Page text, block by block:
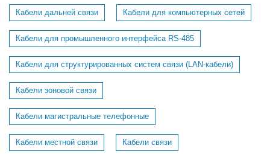
Кабели дальней связи Кабели для компьютерных сетей
Кабели для промышленного интерфейса RS-485
Кабели для структурированных систем связи (LAN-кабели)
Кабели зоновой связи
Кабели магистральные телефонные
Кабели местной связи Кабели связи